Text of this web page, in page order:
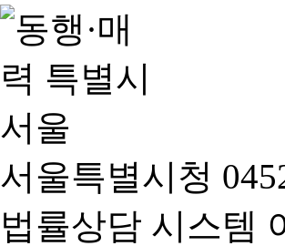
서울특별시청
법률상담 시스템